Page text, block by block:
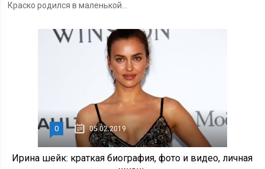
Краско родился в маленькой...
0 05.02.2019
Ирина шейк: краткая биография, фото и видео, личная